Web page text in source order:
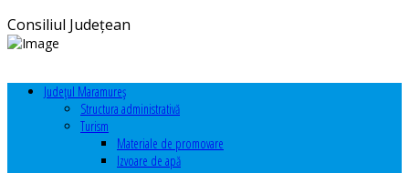
Consiliul Judeţean
Judeţul Maramureş
Structura administrativă
Turism
Materiale de promovare
Izvoare de apă